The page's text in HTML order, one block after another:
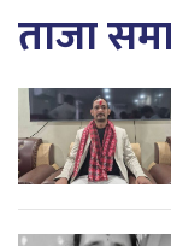
ताजा